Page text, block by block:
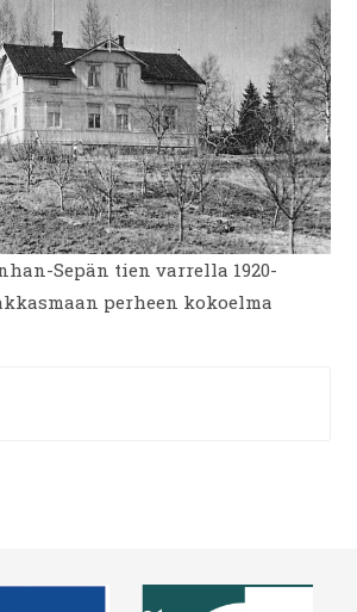
Sepän tien varrella 1920-
perheen kokoelma